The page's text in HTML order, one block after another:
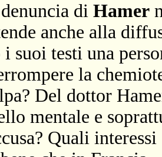
di Hamer
anche alla
i suoi testi una
la
Del dottor
mentale e
Quali